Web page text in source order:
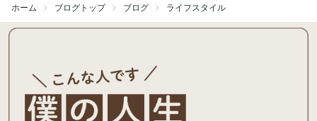
ホーム ブログトップ ブログ ライフスタイル